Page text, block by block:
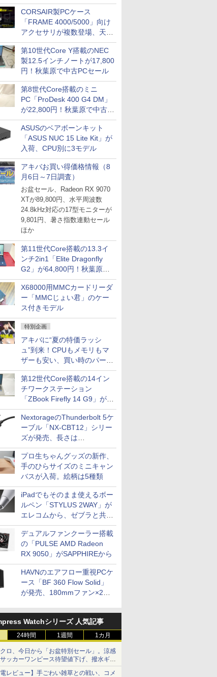
CORSAIR製PCケース
「FRAME 4000/5000」向け
アクセサリが複数登場、天然
木製パネルや背面コネクタ対
応トレイなど
第10世代Core Y搭載のNEC
製12.5インチノートが17,800
円！秋葉原で中古PCセール
第8世代Core搭載のミニ
PC「ProDesk 400 G4 DM」
が22,800円！秋葉原で中古
PCセール
ASUSのベアボーンキット
「ASUS NUC 15 Lite Kit」が
入荷、CPU別に3モデル
アキバお買い得価格情報（8
月6日～7日調査）
お盆セール、Radeon RX 9070
XTが89,800円、水平周波数
24.8kHz対応の17型モニターが
9,801円、暑さ指数連動セール
ほか
第11世代Core搭載の13.3イ
ンチ2in1「Elite Dragonfly
G2」が64,800円！秋葉原で
中古PCセール
X68000用MMCカードリーダ
ー「MMCじょい君」のケー
ス付きモデル
特別企画
アキバに“夏の特価ラッシ
ュ”到来！CPUもメモリもマ
ザーも安い、買い時のパーツ
は？【8月7日(金)22時配信】
第12世代Core搭載の14イン
チワークステーション
「ZBook Firefly 14 G9」が
79,800円！秋葉原で中古PC
セール
NextorageのThunderbolt 5ケ
ーブル「NX-CBT12」シリー
ズが発売、長さは
30cm/50cm/1mの3種類
プロ生ちゃんグッズの新作、
手のひらサイズのミニキャン
バスが入荷。絵柄は5種類
iPadでもそのまま使えるボー
ルペン「STYLUS 2WAY」が
エレコムから、ゼブラと共同
開発
デュアルファンクーラー搭載
の「PULSE AMD Radeon
RX 9050」がSAPPHIREから
HAVNのエアフロー重視PCケ
ース「BF 360 Flow Solid」
が発売、180mmファン×2搭
Watchシリーズ 人気記事
24時間 1週間 1カ月
ロ、今日から「お盆特別セール」。涼感
ッカーワンピース待望値下げ、撥水ギア
ツは1990円に
電レビュー】手ごわい雑草との戦い、コメ